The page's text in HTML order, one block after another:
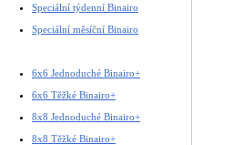
Speciální týdenní Binairo
Speciální měsíční Binairo
6x6 Jednoduché Binairo+
6x6 Těžké Binairo+
8x8 Jednoduché Binairo+
8x8 Těžké Binairo+